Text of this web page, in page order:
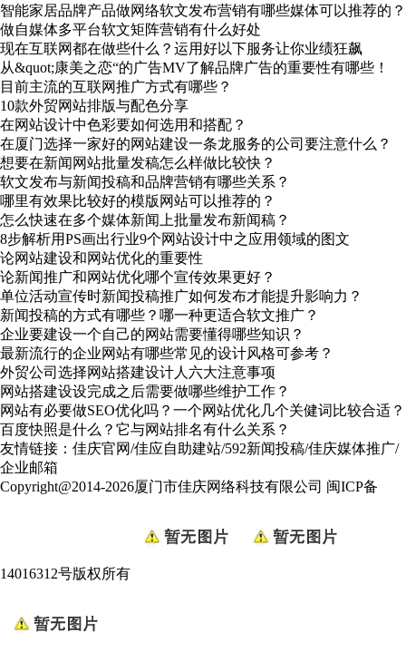
智能家居品牌产品做网络软文发布营销有哪些媒体可以推荐的？
做自媒体多平台软文矩阵营销有什么好处
现在互联网都在做些什么？运用好以下服务让你业绩狂飙
从&quot;康美之恋“的广告MV了解品牌广告的重要性有哪些！
目前主流的互联网推广方式有哪些？
10款外贸网站排版与配色分享
在网站设计中色彩要如何选用和搭配？
在厦门选择一家好的网站建设一条龙服务的公司要注意什么？
想要在新闻网站批量发稿怎么样做比较快？
软文发布与新闻投稿和品牌营销有哪些关系？
哪里有效果比较好的模版网站可以推荐的？
怎么快速在多个媒体新闻上批量发布新闻稿？
8步解析用PS画出行业9个网站设计中之应用领域的图文
论网站建设和网站优化的重要性
论新闻推广和网站优化哪个宣传效果更好？
单位活动宣传时新闻投稿推广如何发布才能提升影响力？
新闻投稿的方式有哪些？哪一种更适合软文推广？
企业要建设一个自己的网站需要懂得哪些知识？
最新流行的企业网站有哪些常见的设计风格可参考？
外贸公司选择网站搭建设计人六大注意事项
网站搭建设设完成之后需要做哪些维护工作？
网站有必要做SEO优化吗？一个网站优化几个关健词比较合适？
百度快照是什么？它与网站排名有什么关系？
友情链接： 佳庆官网/佳应自助建站/592新闻投稿/佳庆媒体推广/
企业邮箱
Copyright@2014-2026厦门市佳庆网络科技有限公司 闽ICP备
14016312号版权所有